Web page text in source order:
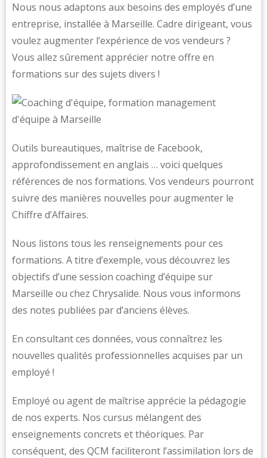
Nous nous adaptons aux besoins des employés d’une
entreprise, installée à Marseille. Cadre dirigeant, vous
voulez augmenter l’expérience de vos vendeurs ?
Vous allez sûrement apprécier notre offre en
formations sur des sujets divers !
Outils bureautiques, maîtrise de Facebook,
approfondissement en anglais … voici quelques
références de nos formations. Vos vendeurs pourront
suivre des manières nouvelles pour augmenter le
Chiffre d’Affaires.
Nous listons tous les renseignements pour ces
formations. A titre d’exemple, vous découvrez les
objectifs d’une session coaching d’équipe sur
Marseille ou chez Chrysalide. Nous vous informons
des notes publiées par d’anciens élèves.
En consultant ces données, vous connaîtrez les
nouvelles qualités professionnelles acquises par un
employé !
Employé ou agent de maîtrise apprécie la pédagogie
de nos experts. Nos cursus mélangent des
enseignements concrets et théoriques. Par
conséquent, des QCM faciliteront l’assimilation lors de